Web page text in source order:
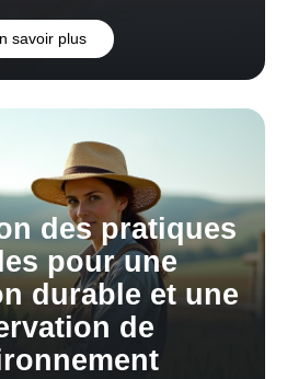
savoir plus
des pratiques
pour une
durable et une
de